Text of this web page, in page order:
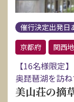
催行決定出発日
京都府
関西
【16名様限定
奥琵琶湖を訪ね
美山荘の摘